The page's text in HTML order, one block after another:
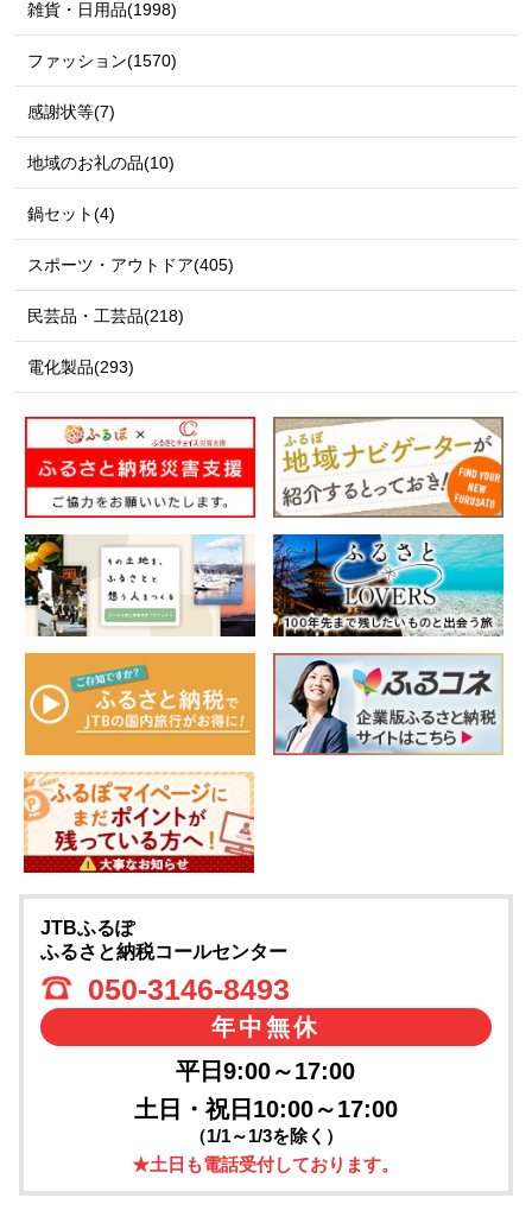
雑貨・日用品(1998)
ファッション(1570)
感謝状等(7)
地域のお礼の品(10)
鍋セット(4)
スポーツ・アウトドア(405)
民芸品・工芸品(218)
電化製品(293)
JTBふるぽ
ふるさと納税コールセンター
050-3146-8493
年中無休
平日9:00～17:00
土日・祝日10:00～17:00
（1/1～1/3を除く）
★土日も電話受付しております。